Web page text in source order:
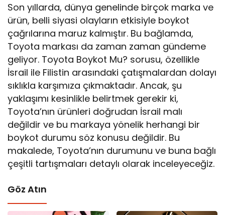
Son yıllarda, dünya genelinde birçok marka ve
ürün, belli siyasi olayların etkisiyle boykot
çağrılarına maruz kalmıştır. Bu bağlamda,
Toyota markası da zaman zaman gündeme
geliyor. Toyota Boykot Mu? sorusu, özellikle
İsrail ile Filistin arasındaki çatışmalardan dolayı
sıklıkla karşımıza çıkmaktadır. Ancak, şu
yaklaşımı kesinlikle belirtmek gerekir ki,
Toyota’nın ürünleri doğrudan İsrail malı
değildir ve bu markaya yönelik herhangi bir
boykot durumu söz konusu değildir. Bu
makalede, Toyota’nın durumunu ve buna bağlı
çeşitli tartışmaları detaylı olarak inceleyeceğiz.
Göz Atın